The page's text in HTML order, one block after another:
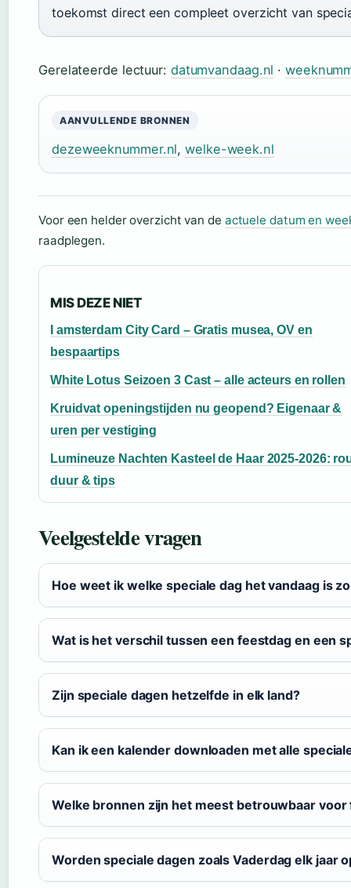
toekomst direct een compleet overzicht van
Gerelateerde lectuur: datumvandaag.nl ·
AANVULLENDE BRONNEN
dezeweeknummer.nl,welke-week.nl
Voor een helder overzicht van de actuele datum en
raadplegen.
MIS DEZE NIET
I amsterdam City Card – Gratis musea, OV en
bespaartips
White Lotus Seizoen 3 Cast – alle acteurs en rollen
Kruidvat openingstijden nu geopend? Eigenaar &
uren per vestiging
Lumineuze Nachten Kasteel de Haar 2025-2026:
duur & tips
Veelgestelde vragen
Hoe weet ik welke speciale dag het vandaag is
Wat is het verschil tussen een feestdag en een
Zijn speciale dagen hetzelfde in elk land?
Kan ik een kalender downloaden met alle
Welke bronnen zijn het meest betrouwbaar
Worden speciale dagen zoals Vaderdag elk jaar